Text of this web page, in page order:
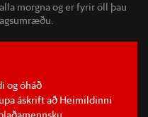
morgna og er fyrir öll þau
og óháð
áskrift að Heimildinni